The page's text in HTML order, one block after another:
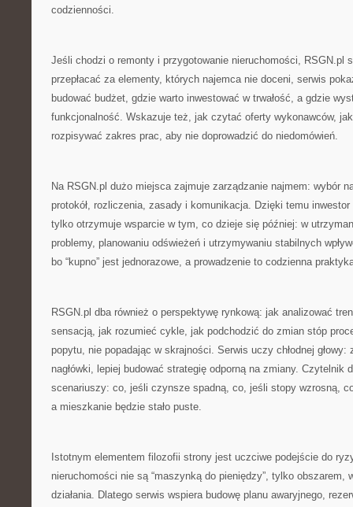
codzienności.
Jeśli chodzi o remonty i przygotowanie nieruchomości, RSGN.pl
przepłacać za elementy, których najemca nie doceni, serwis
budować budżet, gdzie warto inwestować w trwałość, a gdzie
funkcjonalność. Wskazuje też, jak czytać oferty wykonawców,
rozpisywać zakres prac, aby nie doprowadzić do niedomówień.
Na RSGN.pl dużo miejsca zajmuje zarządzanie najmem: wybór
protokół, rozliczenia, zasady i komunikacja. Dzięki temu
tylko otrzymuje wsparcie w tym, co dzieje się później: w
problemy, planowaniu odświeżeń i utrzymywaniu stabilnych
bo “kupno” jest jednorazowe, a prowadzenie to codzienna
RSGN.pl dba również o perspektywę rynkową: jak analizować
sensacją, jak rozumieć cykle, jak podchodzić do zmian stóp
popytu, nie popadając w skrajności. Serwis uczy chłodnej głowy:
nagłówki, lepiej budować strategię odporną na zmiany. Czytelnik
scenariuszy: co, jeśli czynsze spadną, co, jeśli stopy wzrosną,
a mieszkanie będzie stało puste.
Istotnym elementem filozofii strony jest uczciwe podejście do
nieruchomości nie są “maszynką do pieniędzy”, tylko obszarem,
działania. Dlatego serwis wspiera budowę planu awaryjnego,